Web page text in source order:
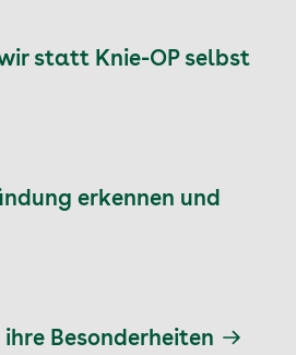
statt Knie-OP selbst
erkennen und
Besonderheiten